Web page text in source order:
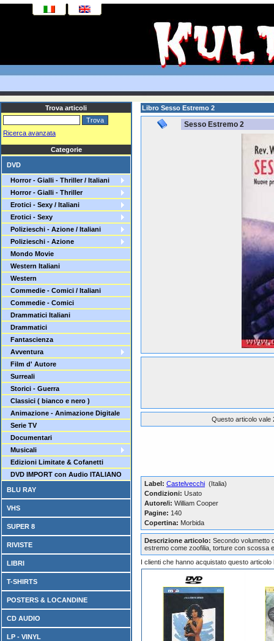
Trova articoli
Ricerca avanzata
Categorie
DVD
Horror - Gialli - Thriller / Italiani
Horror - Gialli - Thriller
Erotici - Sexy / Italiani
Erotici - Sexy
Polizieschi - Azione / Italiani
Polizieschi - Azione
Mondo Movie
Western Italiani
Western
Commedie - Comici / Italiani
Commedie - Comici
Drammatici Italiani
Drammatici
Fantascienza
Avventura
Film d' Autore
Surreali
Storici - Guerra
Classici ( bianco e nero )
Animazione - Animazione Digitale
Serie TV
Documentari
Musicali
Edizioni Limitate & Cofanetti
DVD IMPORT con Audio ITALIANO
BLU RAY
VHS
SUPER 8
RIVISTE
LIBRI
T-SHIRTS
POSTERS & LOCANDINE
CD AUDIO
LP - VINYL
Libro Sesso Estremo 2
Sesso Estremo 2
Questo articolo vale
Label: Castelvecchi (Italia)
Condizioni: Usato
Autore/i: William Cooper
Pagine: 140
Copertina: Morbida
Descrizione articolo: Secondo volumetto
estremo come zoofilia, torture con scossa
I clienti che hanno acquistato questo